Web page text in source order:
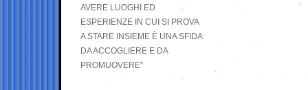
AVERE LUOGHI ED
ESPERIENZE IN CUI SI PROVA
A STARE INSIEME È UNA SFIDA
DA ACCOGLIERE E DA
PROMUOVERE”